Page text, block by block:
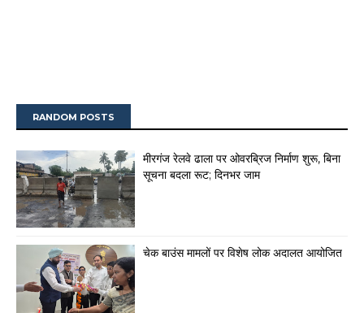
RANDOM POSTS
मीरगंज रेलवे ढाला पर ओवरब्रिज निर्माण शुरू, बिना
सूचना बदला रूट; दिनभर जाम
चेक बाउंस मामलों पर विशेष लोक अदालत आयोजित